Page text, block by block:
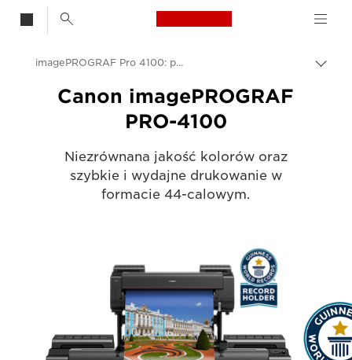
Canon Logo, back
Canon
Rozwiązania i usługi
Produkty dla biznesu
High-Quality Large Format Printers for CAD/GIS and Stunning Graphics
imagePROGRAF Pro 4100: profesjonalny druk wielkoformatowy
Canon imagePROGRAF
PRO-4100
Niezrównana jakość kolorów oraz
szybkie i wydajne drukowanie w
formacie 44-calowym.